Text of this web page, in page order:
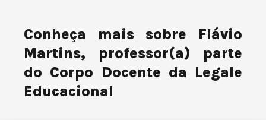
Conheça mais sobre Flávio
Martins, professor(a) parte
do Corpo Docente da Legale
Educacional